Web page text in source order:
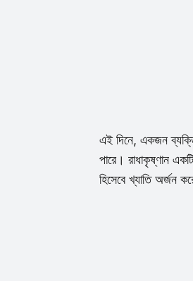
এই দিনে, একজন ব্যক্তি
পারে। রাধাকৃষ্ণান
হিসেবে খ্যাতি অর্জন